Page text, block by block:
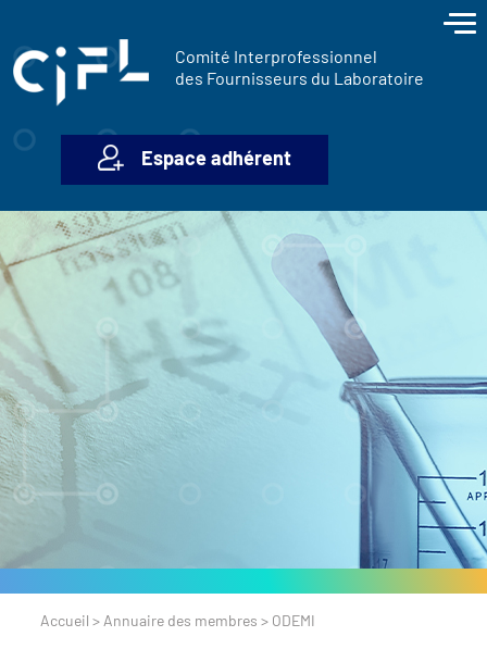
Comité Interprofessionnel
des Fournisseurs du Laboratoire
Espace adhérent
Accueil > Annuaire des membres > ODEMI